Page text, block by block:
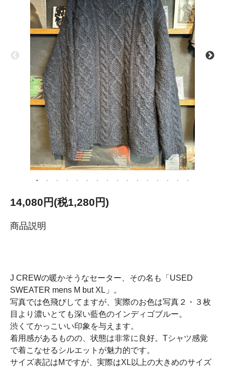
14,080円(税1,280円)
商品説明
J CREWの暖かそうなセーター、その名も「USED
SWEATER mens M but XL」。
写真では色飛びしてますが、実際のお色は写真２・３枚
目より濃いとても深い藍色のインディゴブルー。
渋くてかっこいい印象を与えます。
着用感があるものの、状態は非常に良好。Tシャツ感覚
で着こなせるシルエットが魅力的です。
サイズ表記はMですが、実際はXL以上の大きめのサイズ